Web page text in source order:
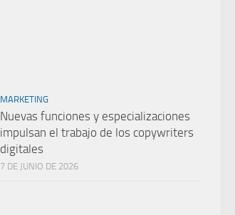
MARKETING
Nuevas funciones y especializaciones
impulsan el trabajo de los copywriters
digitales
7 DE JUNIO DE 2026